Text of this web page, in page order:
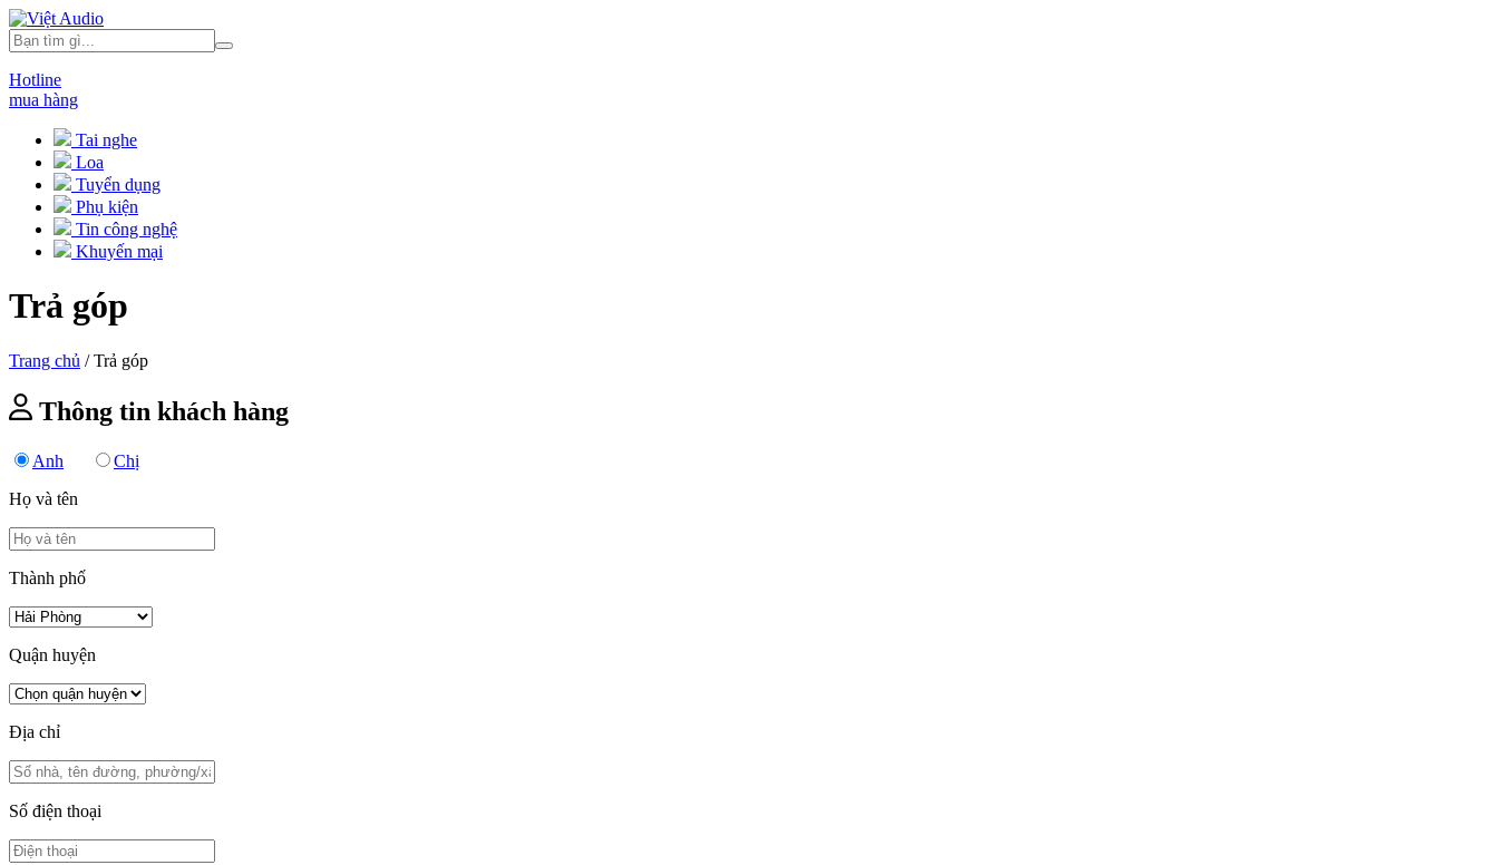
Hotline
mua hàng
Tai nghe
Loa
Tuyển dụng
Phụ kiện
Tin công nghệ
Khuyến mại
Trả góp
Trang chủ / Trả góp
Thông tin khách hàng
Anh
Chị
Họ và tên
Thành phố
Quận huyện
Địa chỉ
Số điện thoại